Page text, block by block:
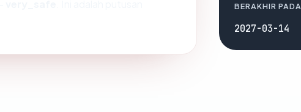
BERAKHIR PADA
2027-03-14